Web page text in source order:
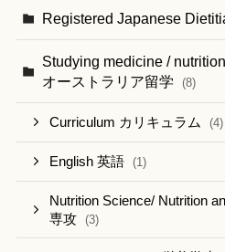
Registered Japanese
Studying medicine /
オーストラリア留学
(8)
Curriculum カリキュラム (4)
English 英語 (1)
Nutrition Science/ Nutrition
専攻
(3)